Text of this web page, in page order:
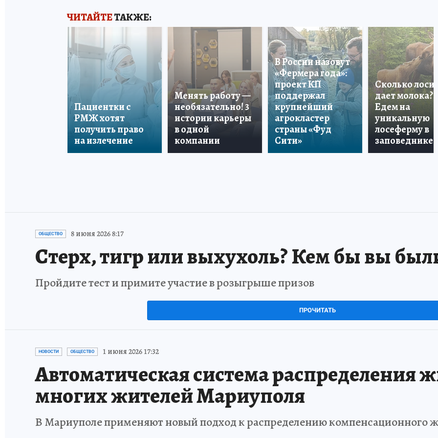
ЧИТАЙТЕТАКЖЕ:
Пациентки с
РМЖ хотят
получить право
на излечение
Менять работу —
необязательно! 3
истории карьеры
в одной
компании
В России назовут
«Фермера года»:
проект КП
поддержал
крупнейший
агрокластер
страны «Фуд
Сити»
Сколько лосиха
дает молока?
Едем на
уникальную
лосеферму в
заповеднике!
ОБЩЕСТВО 8 июня 2026 8:17
Стерх, тигр или выхухоль? Кем бы вы
Пройдите тест и примите участие в розыгрыше призов
ПРОЧИТАТЬ
НОВОСТИ ОБЩЕСТВО 1 июня 2026 17:32
Автоматическая система распределения
многих жителей Мариуполя
В Мариуполе применяют новый подход к распределению компенсационного